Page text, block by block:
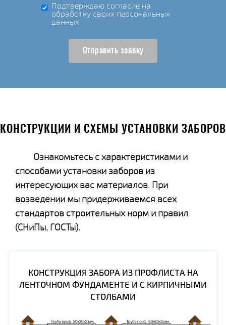
Подтверждаю согласие на
обработку своих персональных
данных
Отправить заявку
КОНСТРУКЦИИ И СХЕМЫ УСТАНОВКИ ЗАБОРОВ
Ознакомьтесь с характеристиками и
способами установки заборов из
интересующих вас материалов. При
возведении мы придерживаемся всех
стандартов строительных норм и правил
(СНиПы, ГОСТы).
КОНСТРУКЦИЯ ЗАБОРА ИЗ ПРОФЛИСТА НА
ЛЕНТОЧНОМ ФУНДАМЕНТЕ И С КИРПИЧНЫМИ
СТОЛБАМИ